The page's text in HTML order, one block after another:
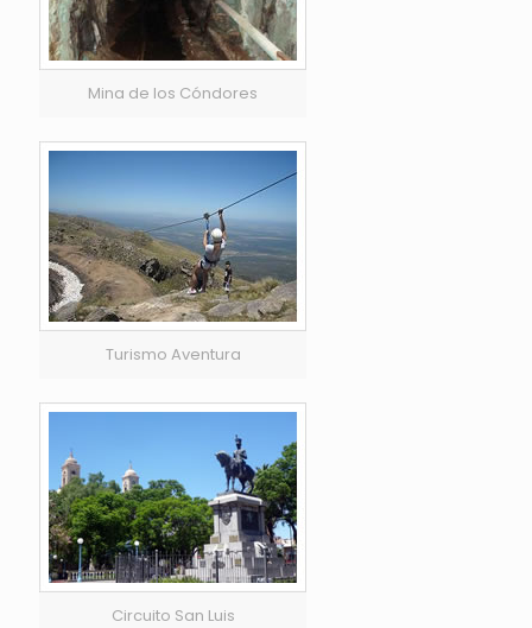
Mina de los Cóndores
Turismo Aventura
Circuito San Luis